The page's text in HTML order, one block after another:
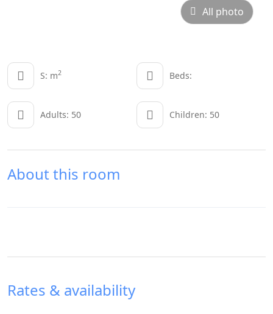
All photo
S: m2 Beds:
Adults: 50 Children: 50
About this room
Rates & availability